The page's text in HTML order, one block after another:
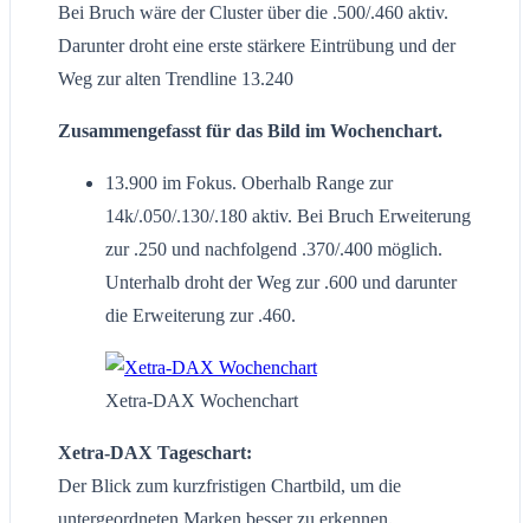
Bei Bruch wäre der Cluster über die .500/.460 aktiv.
Darunter droht eine erste stärkere Eintrübung und der
Weg zur alten Trendline 13.240
Zusammengefasst für das Bild im Wochenchart.
13.900 im Fokus. Oberhalb Range zur
14k/.050/.130/.180 aktiv. Bei Bruch Erweiterung
zur .250 und nachfolgend .370/.400 möglich.
Unterhalb droht der Weg zur .600 und darunter
die Erweiterung zur .460.
Xetra-DAX Wochenchart
Xetra-DAX Tageschart:
Der Blick zum kurzfristigen Chartbild, um die
untergeordneten Marken besser zu erkennen.